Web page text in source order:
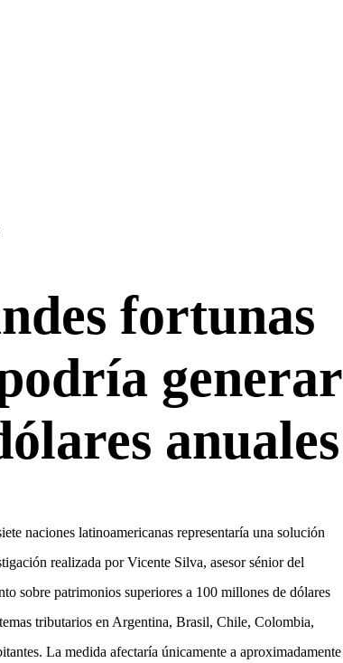
fortunas
generar
anuales
naciones latinoamericanas representaría una solución
realizada por Vicente Silva, asesor sénior del
sobre patrimonios superiores a 100 millones de dólares
tributarios en Argentina, Brasil, Chile, Colombia,
La medida afectaría únicamente a aproximadamente